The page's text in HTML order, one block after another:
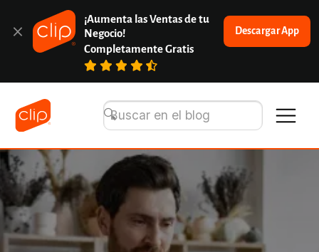
¡Aumenta las Ventas de tu
Negocio!
Completamente Gratis
Descargar App